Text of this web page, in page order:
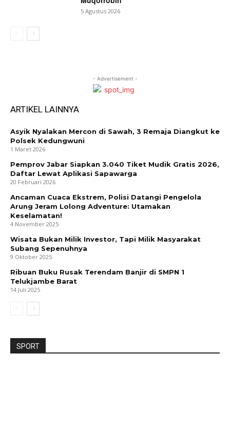
5 Agustus 2026
- Advertisement -
ARTIKEL LAINNYA
Asyik Nyalakan Mercon di Sawah, 3 Remaja Diangkut ke
Polsek Kedungwuni
1 Maret 2026
Pemprov Jabar Siapkan 3.040 Tiket Mudik Gratis 2026,
Daftar Lewat Aplikasi Sapawarga
20 Februari 2026
Ancaman Cuaca Ekstrem, Polisi Datangi Pengelola
Arung Jeram Lolong Adventure: Utamakan
Keselamatan!
4 November 2025
Wisata Bukan Milik Investor, Tapi Milik Masyarakat
Subang Sepenuhnya
9 Oktober 2025
Ribuan Buku Rusak Terendam Banjir di SMPN 1
Telukjambe Barat
14 Juli 2025
SPORT